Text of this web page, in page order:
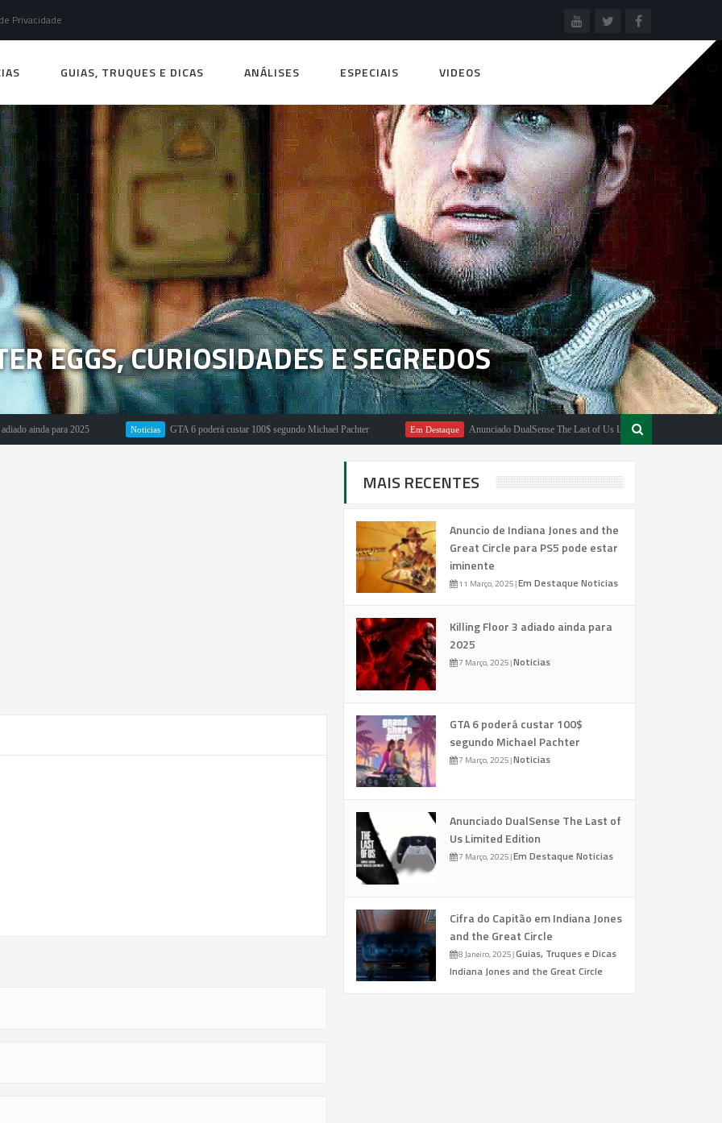
Privacidade
GUIAS, TRUQUES E DICAS ANÁLISES ESPECIAIS VIDEOS
EGGS, CURIOSIDADES E SEGREDOS
para 2025 GTA 6 poderá custar 100$ segundo Michael Pachter Em Destaque Anunciado DualSense The Last of Us Limited Edition
MAIS RECENTES
Anuncio de Indiana Jones and the
Great Circle para PS5 pode estar
iminente
11 Março, 2025|Em Destaque Noticias
Killing Floor 3 adiado ainda para
2025
7 Março, 2025|Noticias
GTA 6 poderá custar 100$
segundo Michael Pachter
7 Março, 2025|Noticias
Anunciado DualSense The Last of
Us Limited Edition
7 Março, 2025|Em Destaque Noticias
Cifra do Capitão em Indiana Jones
and the Great Circle
8 Janeiro, 2025|Guias, Truques e Dicas
Indiana Jones and the Great Circle